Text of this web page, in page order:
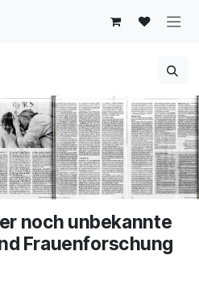
noch unbekannte
Frauenforschung